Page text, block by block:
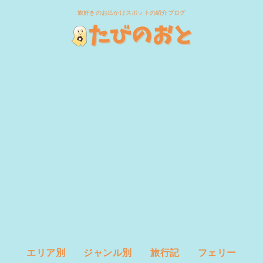
旅好きのお出かけスポットの紹介ブログ
エリア別 ジャンル別 旅行記 フェリー